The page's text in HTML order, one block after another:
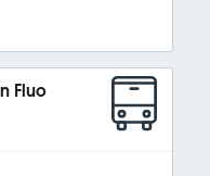
Fluo